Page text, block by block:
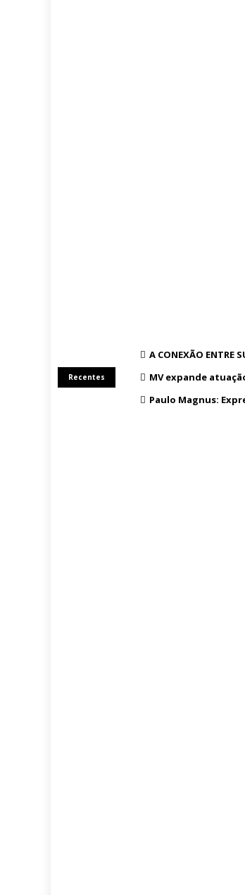
Recentes
A CONEXÃO ENTRE
MV expande
Paulo Magnus: